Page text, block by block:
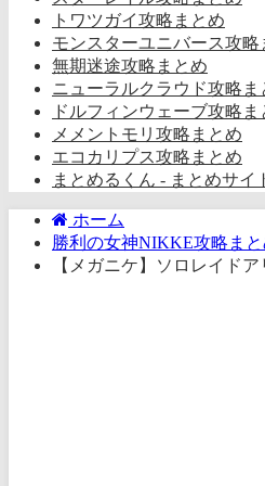
トワツガイ攻略まとめ
モンスターユニバース攻略
無期迷途攻略まとめ
ニューラルクラウド攻略ま
ドルフィンウェーブ攻略ま
メメントモリ攻略まとめ
エコカリプス攻略まとめ
まとめるくん - まとめサイ
ホーム
勝利の女神NIKKE攻略まと
【メガニケ】ソロレイド